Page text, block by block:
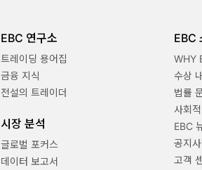
EBC 연구소
트레이딩 용어집
금융 지식
전설의 트레이더
시장 분석
글로벌 포커스
데이터 보고서
EBC
WHY
수상
법률
사회
EBC
공지
고객